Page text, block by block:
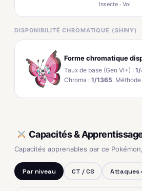
Insecte · Vol
DISPONIBILITÉ CHROMATIQUE (SHINY)
Forme chromatique
Taux de base (Gen VI+) :
Chroma : 1/1365.
Capacités &
Capacités apprenables par ce
Par niveau CT / CS